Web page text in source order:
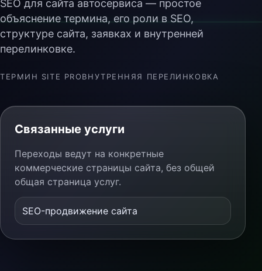
SEO для сайта автосервиса — простое
объяснение термина, его роли в SEO,
структуре сайта, заявках и внутренней
перелинковке.
ТЕРМИН SITE PROВНУТРЕННЯЯ ПЕРЕЛИНКОВКА
Связанные услуги
Переходы ведут на конкретные
коммерческие страницы сайта, без общей
общая страница услуг.
SEO-продвижение сайта